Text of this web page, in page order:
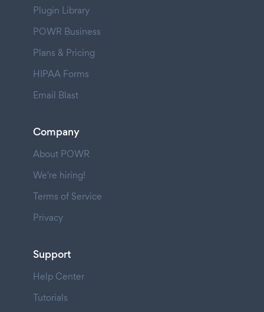
Plugin Library
POWR Business
Plans & Pricing
HIPAA Forms
Email Blast
Company
About POWR
We're hiring!
Terms of Service
Privacy
Support
Help Center
Tutorials